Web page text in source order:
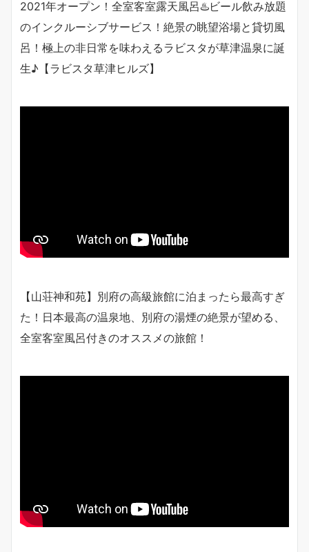
2021年オープン！全室客室露天風呂♨️ビール飲み放題
のインクルーシブサービス！絶景の眺望浴場と貸切風
呂！極上の非日常を味わえるラビスタが草津温泉に誕
生♪【ラビスタ草津ヒルズ】
【山荘神和苑】別府の高級旅館に泊まったら最高すぎ
た！日本最高の温泉地、別府の湯煙の絶景が望める、
全室客室風呂付きのオススメの旅館！